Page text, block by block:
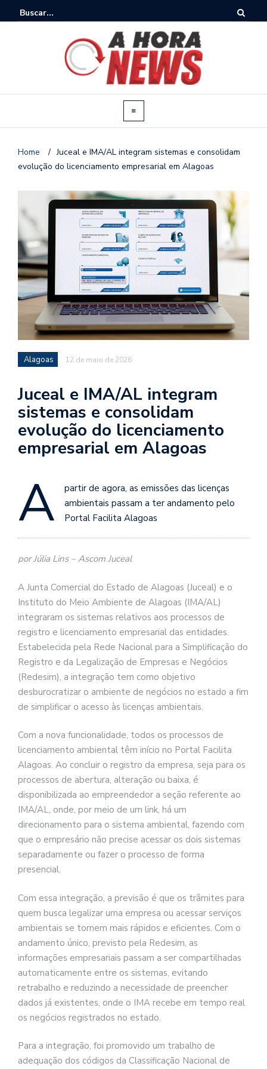
Home / Juceal e IMA/AL integram sistemas e consolidam
evolução do licenciamento empresarial em Alagoas
Alagoas 12 de maio de 2026
Juceal e IMA/AL integram
sistemas e consolidam
evolução do licenciamento
empresarial em Alagoas
A
partir de agora, as emissões das licenças
ambientais passam a ter andamento pelo
Portal Facilita Alagoas
por Júlia Lins – Ascom Juceal
A Junta Comercial do Estado de Alagoas (Juceal) e o
Instituto do Meio Ambiente de Alagoas (IMA/AL)
integraram os sistemas relativos aos processos de
registro e licenciamento empresarial das entidades.
Estabelecida pela Rede Nacional para a Simplificação do
Registro e da Legalização de Empresas e Negócios
(Redesim), a integração tem como objetivo
desburocratizar o ambiente de negócios no estado a fim
de simplificar o acesso às licenças ambientais.
Com a nova funcionalidade, todos os processos de
licenciamento ambiental têm início no Portal Facilita
Alagoas. Ao concluir o registro da empresa, seja para os
processos de abertura, alteração ou baixa, é
disponibilizada ao empreendedor a seção referente ao
IMA/AL, onde, por meio de um link, há um
direcionamento para o sistema ambiental, fazendo com
que o empresário não precise acessar os dois sistemas
separadamente ou fazer o processo de forma
presencial.
Com essa integração, a previsão é que os trâmites para
quem busca legalizar uma empresa ou acessar serviços
ambientais se tornem mais rápidos e eficientes. Com o
andamento único, previsto pela Redesim, as
informações empresariais passam a ser compartilhadas
automaticamente entre os sistemas, evitando
retrabalho e reduzindo a necessidade de preencher
dados já existentes, onde o IMA recebe em tempo real
os negócios registrados no estado.
Para a integração, foi promovido um trabalho de
adequação dos códigos da Classificação Nacional de